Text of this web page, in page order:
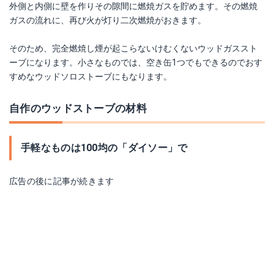
外側と内側に壁を作りその隙間に燃焼ガスを貯めます。その燃焼
ガスの流れに、再び火が灯り二次燃焼がおきます。
そのため、完全燃焼し煙が起こらないけむくないウッドガススト
ーブになります。小さなものでは、空き缶1つでもできるのでおす
すめなウッドソロストーブにもなります。
自作のウッドストーブの材料
手軽なものは100均の「ダイソー」で
広告の後に記事が続きます